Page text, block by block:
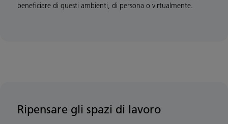
beneficiare di questi ambienti, di persona o virtualmente.
Ripensare gli spazi di lavoro